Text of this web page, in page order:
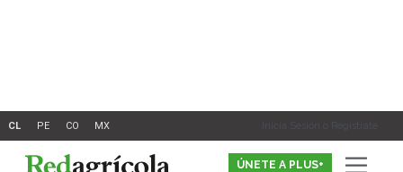
Inicia Sesión o Registrate
ÚNETE A PLUS+